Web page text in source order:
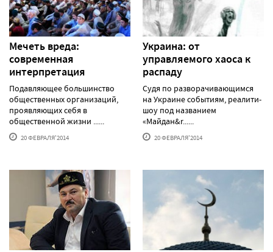
Мечеть вреда:
современная
интерпретация
Подавляющее большинство
общественных организаций,
проявляющих себя в
общественной жизни ......
20 ФЕВРАЛЯ'2014
Украина: от
управляемого хаоса к
распаду
Судя по разворачивающимся
на Украине событиям, реалити-
шоу под названием
«Майдан&r......
20 ФЕВРАЛЯ'2014